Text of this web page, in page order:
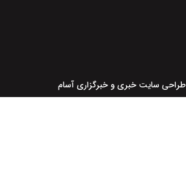
طراحی سایت خبری و خبرگزاری آسام